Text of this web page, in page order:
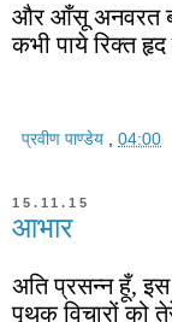
और आँसू अनवरत
कभी पाये रिक्त
प्रवीण पाण्डेय 04:00
15.11.15
आभार
अति प्रसन्न हूँ, इस
पृथक विचारों को